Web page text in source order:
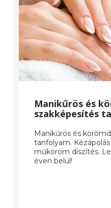
Manikűrös és
szakképesítés
Manikűrös és
tanfolyam.
műköröm díszítés.
éven belül!